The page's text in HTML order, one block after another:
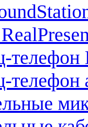
телефон
телефон